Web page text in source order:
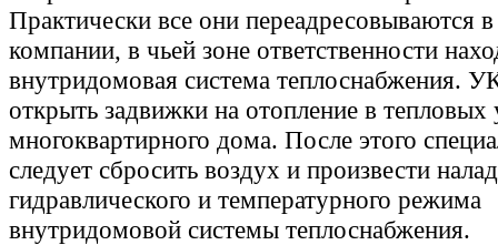
Практически все они переадресовываются
компании, в чьей зоне ответственности
внутридомовая система теплоснабжения.
открыть задвижки на отопление в тепловых
многоквартирного дома. После этого
следует сбросить воздух и произвести
гидравлического и температурного режима
внутридомовой системы теплоснабжения.